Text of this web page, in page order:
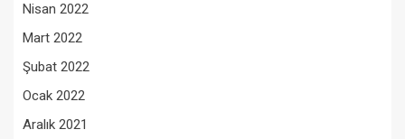
Nisan 2022
Mart 2022
Şubat 2022
Ocak 2022
Aralık 2021